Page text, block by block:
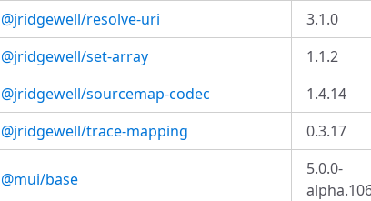
@jridgewell/resolve-uri
3.1.0
@jridgewell/set-array
1.1.2
@jridgewell/sourcemap-codec
1.4.14
@jridgewell/trace-mapping
0.3.17
@mui/base
5.0.0-